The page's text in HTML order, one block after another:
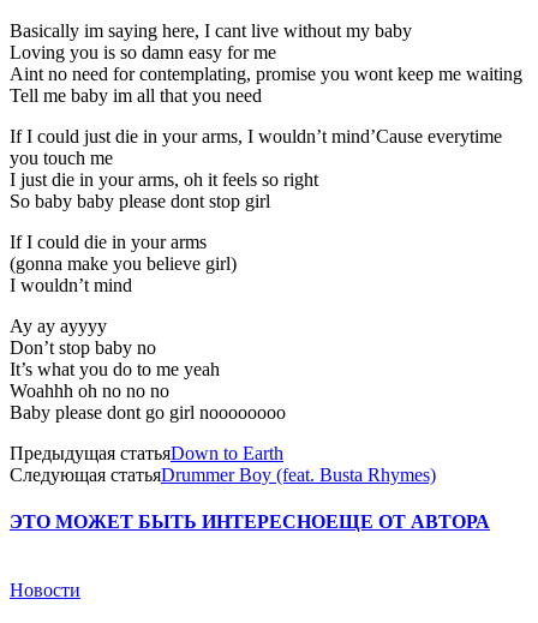
Basically im saying here, I cant live without my baby
Loving you is so damn easy for me
Aint no need for contemplating, promise you wont keep me waiting
Tell me baby im all that you need
If I could just die in your arms, I wouldn’t mind’Cause everytime
you touch me
I just die in your arms, oh it feels so right
So baby baby please dont stop girl
If I could die in your arms
(gonna make you believe girl)
I wouldn’t mind
Ay ay ayyyy
Don’t stop baby no
It’s what you do to me yeah
Woahhh oh no no no
Baby please dont go girl noooooooo
Предыдущая статьяDown to Earth
Следующая статьяDrummer Boy (feat. Busta Rhymes)
ЭТО МОЖЕТ БЫТЬ ИНТЕРЕСНОЕЩЕ ОТ АВТОРА
Новости